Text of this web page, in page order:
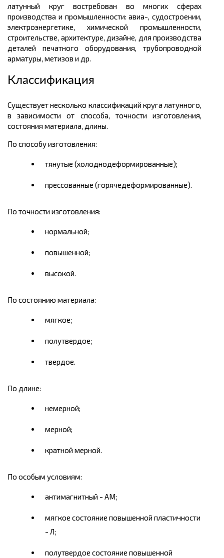
латунный круг востребован во многих сферах
производства и промышленности: авиа-, судостроении,
электроэнергетике, химической промышленности,
строительстве, архитектуре, дизайне, для производства
деталей печатного оборудования, трубопроводной
арматуры, метизов и др.
Классификация
Существует несколько классификаций круга латунного,
в зависимости от способа, точности изготовления,
состояния материала, длины.
По способу изготовления:
тянутые (холоднодеформированные);
прессованные (горячедеформированные).
По точности изготовления:
нормальной;
повышенной;
высокой.
По состоянию материала:
мягкое;
полутвердое;
твердое.
По длине:
немерной;
мерной;
кратной мерной.
По особым условиям:
антимагнитный - AM;
мягкое состояние повышенной пластичности
- Л;
полутвердое состояние повышенной